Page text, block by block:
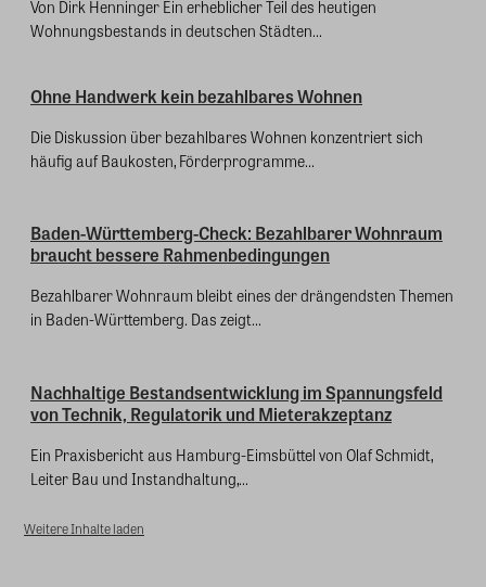
Von Dirk Henninger Ein erheblicher Teil des heutigen
Wohnungsbestands in deutschen Städten...
Ohne Handwerk kein bezahlbares Wohnen
Die Diskussion über bezahlbares Wohnen konzentriert sich
häufig auf Baukosten, Förderprogramme...
Baden-Württemberg-Check: Bezahlbarer Wohnraum
braucht bessere Rahmenbedingungen
Bezahlbarer Wohnraum bleibt eines der drängendsten Themen
in Baden-Württemberg. Das zeigt...
Nachhaltige Bestandsentwicklung im Spannungsfeld
von Technik, Regulatorik und Mieterakzeptanz
Ein Praxisbericht aus Hamburg-Eimsbüttel von Olaf Schmidt,
Leiter Bau und Instandhaltung,...
Weitere Inhalte laden